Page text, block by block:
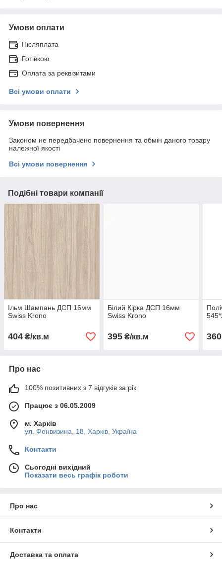
Умови оплати
Післяплата
Готівкою
Оплата за реквізитами
Всі умови оплати
Умови повернення
Законом не передбачено повернення та обмін даного товару
належної якості
Всі умови повернення
Подібні товари компанії
Ільм Шампань ДСП 16мм
Swiss Krono
404 ₴/кв.м
Білий Кірка ДСП 16мм
Swiss Krono
395₴/кв.м 360
Про нас
100% позитивних з 7 відгуків за рік
Працює з 06.05.2009
м. Харків
ул. Фонвизина, 18, Харків, Україна
Контакти
Сьогодні вихідний
Показати весь графік роботи
Про нас
Контакти
Доставка та оплата